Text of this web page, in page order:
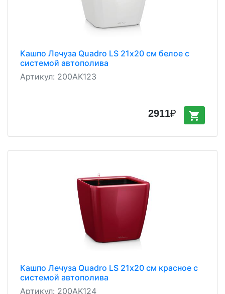
Кашпо Лечуза Quadro LS 21х20 см белое с
системой автополива
Артикул: 200AK123
2911₽ shopping_cart
Кашпо Лечуза Quadro LS 21х20 см красное с
системой автополива
Артикул: 200AK124